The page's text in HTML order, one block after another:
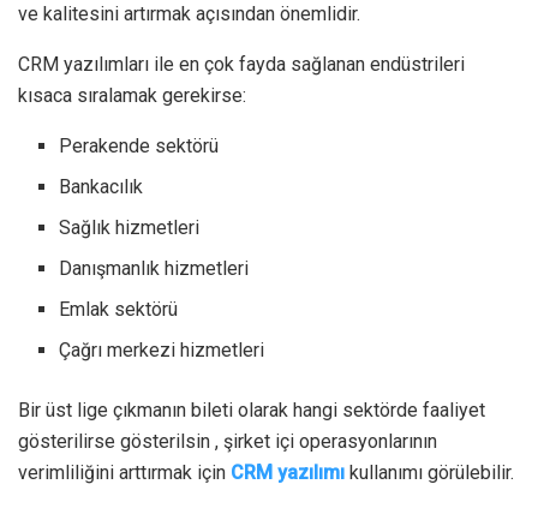
ve kalitesini artırmak açısından önemlidir.
CRM yazılımları ile en çok fayda sağlanan endüstrileri
kısaca sıralamak gerekirse:
Perakende sektörü
Bankacılık
Sağlık hizmetleri
Danışmanlık hizmetleri
Emlak sektörü
Çağrı merkezi hizmetleri
Bir üst lige çıkmanın bileti olarak hangi sektörde faaliyet
gösterilirse gösterilsin , şirket içi operasyonlarının
verimliliğini arttırmak için CRM yazılımı kullanımı görülebilir.